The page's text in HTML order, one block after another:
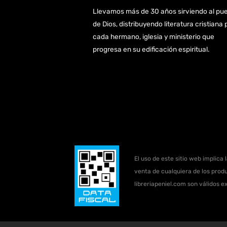
Llevamos más de 30 años sirviendo al
de Dios, distribuyendo literatura cristiana
cada hermano, iglesia y ministerio que
progresa en su edificación espiritual.
El uso de este sitio web implica
venta de cualquiera de los
libreriapeniel.com son válidos